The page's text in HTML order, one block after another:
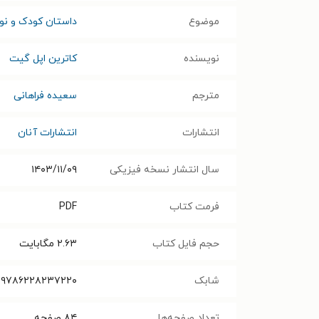
موضوع داستان کودک و
نویسنده کاترین اپل گیت
مترجم سعیده فراهانی
انتشارات انتشارات آنان
سال انتشار نسخه فیزیکی ۱۴۰۳/۱۱/۰۹
فرمت کتاب PDF
حجم فایل کتاب ۲.۶۳ مگابایت
شابک ۹۷۸۶۲۲۸۲۳۷۲۲۰